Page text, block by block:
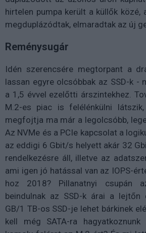
hirtelen pumpa került a küllők közé,
megduplázódtak, elmaradtak az új
Reménysugár
Idén szerencsére megtorpant a
lassan egyre olcsóbbak az SSD-k -
a 1,5 évvel ezelőtti árszintekhez.
M.2-es piac is felélénkülni
megfojtja ma már a legolcsóbb,
Az NVMe és a PCIe kapcsolat a
az eddigi 6 Gbit/s helyett akár 32
rendelkezésre áll, illetve az
ami igen jó hatással van az IOPS-
hoz 2018? Pillanatnyi csupán
beindulnak az SSD-k árai a lejtőn
GB/1 TB-os SSD-je lehet bárkinek
kell még SATA-ra